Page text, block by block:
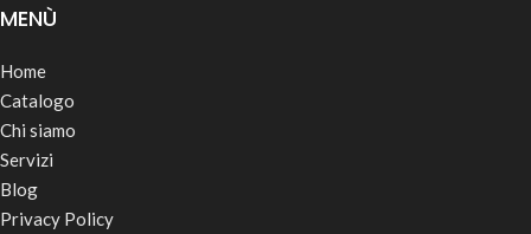
MENÙ
Home
Catalogo
Chi siamo
Servizi
Blog
Privacy Policy